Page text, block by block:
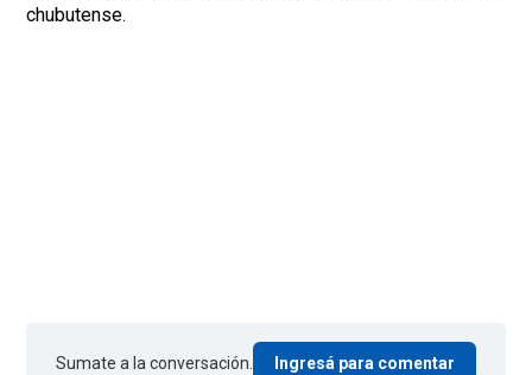
chubutense.
Sumate a la conversación. Ingresá para comentar